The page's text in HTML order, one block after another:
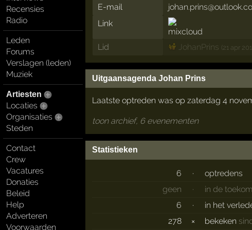
Recensies
Radio
Leden
Forums
Verslagen (leden)
Muziek
Artiesten
Locaties
Organisaties
Steden
Contact
Crew
Vacatures
Donaties
Beleid
Help
Adverteren
Voorwaarden
E-mail
Link
Lid JohanPrins (21 apr
Uitgaansagenda Johan Prins
Laatste optreden was op zaterdag 4
toon archief, 6 evenementen
Statistieken
6 ·
optredens
geen
·
in de
6
·
in het
278
× bekeken